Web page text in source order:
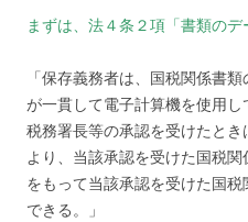
まずは、法４条２項「書類の
「保存義務者は、国税関係書
が一貫して電子計算機を使用
税務署長等の承認を受けたと
より、当該承認を受けた国税
をもって当該承認を受けた国
できる。」